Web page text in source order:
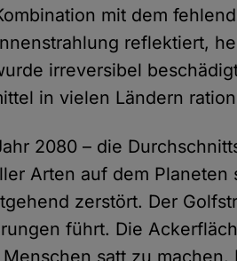
mit dem
reflektiert,
irreversibel
in vielen Ländern
2080 – die
Arten auf dem Planeten
zerstört. Der
führt. Die